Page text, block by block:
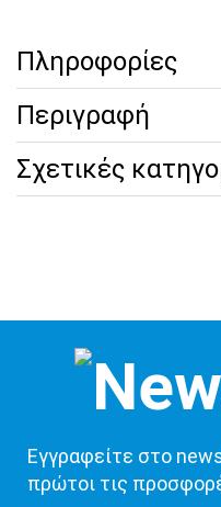
Πληροφορίες
Περιγραφή
Σχετικές
Εγγραφείτε στο
πρώτοι τις